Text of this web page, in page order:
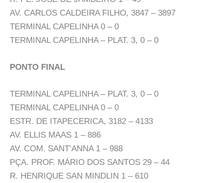
AV. CARLOS CALDEIRA FILHO, 3847 – 3897
TERMINAL CAPELINHA 0 – 0
TERMINAL CAPELINHA – PLAT. 3, 0 – 0
PONTO FINAL
TERMINAL CAPELINHA – PLAT. 3, 0 – 0
TERMINAL CAPELINHA 0 – 0
ESTR. DE ITAPECERICA, 3182 – 4133
AV. ELLIS MAAS 1 – 886
AV. COM. SANT’ANNA 1 – 988
PÇA. PROF. MÁRIO DOS SANTOS 29 – 44
R. HENRIQUE SAN MINDLIN 1 – 610